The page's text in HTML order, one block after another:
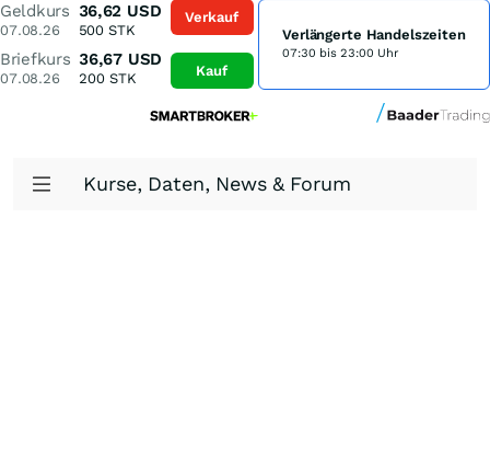
Geldkurs
07.08.26
36,62 USD
500 STK
Briefkurs
07.08.26
36,67 USD
200STK
Verkauf
Kauf
Verlängerte Handelszeiten
07:30 bis 23:00 Uhr
Kurse, Daten, News & Forum